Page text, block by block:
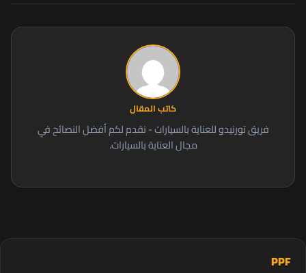
PPF
كاتب المقال
فريق تورنيدو للعناية بالسيارات - نقدم لكم أفضل النصائح في
مجال العناية بالسيارات.